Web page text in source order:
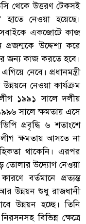
থেকে উত্তরণ টেকসই
নেওয়া হয়েছে।
সবাইকে একজোটে কাজ
উদ্দেশ্য করে
জন্য কাজ করতে হবে।
নেবে। প্রধানমন্ত্রী
নেওয়া কার্যক্রম
১৯৯১ সালে দলীয়
সালে ক্ষমতায় এসে
প্রবৃদ্ধি ৬ শতাংশে
লীগ ক্ষমতায় আসতে না
থাকেনি। এরপর
তোলার উদ্যোগ নেওয়া
বর্তমানে প্রত্যন্ত
উন্নয়ন শুধু রাজধানী
উন্নয়ন হচ্ছে। তিনি
বিভিন্ন ক্ষেত্রে